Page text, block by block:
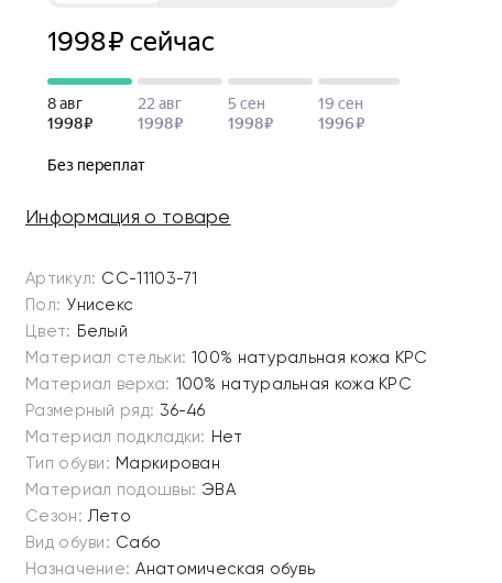
Информация о товаре
Артикул: СС-11103-71
Пол: Унисекс
Цвет: Белый
Материал стельки: 100% натуральная кожа КРС
Материал верха: 100% натуральная кожа КРС
Размерный ряд: 36-46
Материал подкладки: Нет
Тип обуви: Маркирован
Материал подошвы: ЭВА
Сезон: Лето
Вид обуви: Сабо
Назначение: Анатомическая обувь